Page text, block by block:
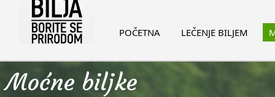
POČETNA LEČENJE BILJEM
Moćne biljke